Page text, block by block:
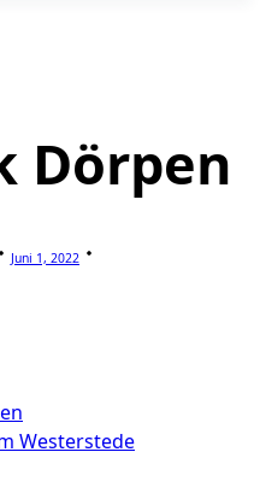
Dörpen
Juni 1, 2022
Westerstede